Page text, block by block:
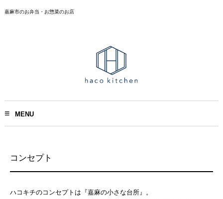
嘉麻市のお弁当・お惣菜のお店
MENU
コンセプト
ハコキチのコンセプトは『嘉麻の小さな台所』。